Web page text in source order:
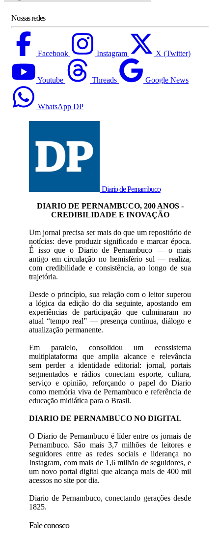
Nossas redes
Facebook Instagram X (Twitter)
Youtube Threads Google News
WhatsApp DP
Diario de Pernambuco
DIARIO DE PERNAMBUCO, 200 ANOS -
CREDIBILIDADE E INOVAÇÃO
Um jornal precisa ser mais do que um repositório de
notícias: deve produzir significado e marcar época.
É isso que o Diario de Pernambuco — o mais
antigo em circulação no hemisfério sul — realiza,
com credibilidade e consistência, ao longo de sua
trajetória.
Desde o princípio, sua relação com o leitor superou
a lógica da edição do dia seguinte, apostando em
experiências de participação que culminaram no
atual “tempo real” — presença contínua, diálogo e
atualização permanente.
Em paralelo, consolidou um ecossistema
multiplataforma que amplia alcance e relevância
sem perder a identidade editorial: jornal, portais
segmentados e rádios conectam esporte, cultura,
serviço e opinião, reforçando o papel do Diario
como memória viva de Pernambuco e referência de
educação midiática para o Brasil.
DIARIO DE PERNAMBUCO NO DIGITAL
O Diario de Pernambuco é líder entre os jornais de
Pernambuco. São mais 3,7 milhões de leitores e
seguidores entre as redes sociais e liderança no
Instagram, com mais de 1,6 milhão de seguidores, e
um novo portal digital que alcança mais de 400 mil
acessos no site por dia.
Diario de Pernambuco, conectando gerações desde
1825.
Fale conosco